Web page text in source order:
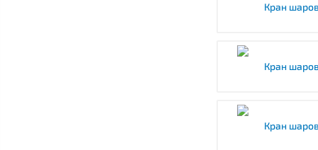
Кран
Кран
Кран